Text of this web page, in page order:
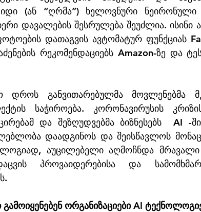
(ან “ღრმა”) ხელოვნური ნეირონული
დავალების შესრულება შეუძლია. ისინი
დათაგვის ავტომატურ ფუნქციას
რეკომენდაციებს Amazon-ზე და
განვითარებულმა მოვლენებმა
საჭიროება. კორონავირუსის
და შეზღუდვებმა ბიზნესებს  AI -ში
დაადგინოს და შეისწავლოს
აუცილებელი აღმოჩნდა მრავალი
პროვაიდერებისა და
ორგანიზაციები AI